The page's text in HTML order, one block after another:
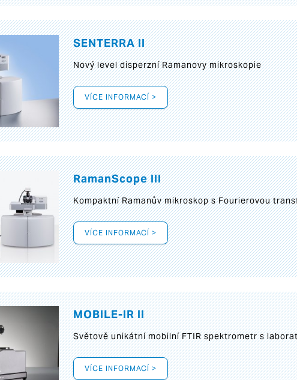
SENTERRA II
Nový level disperzní Ramanovy mikroskopie
VÍCE INFORMACÍ >
RamanScope III
Kompaktní Ramanův mikroskop s Fourierovou
VÍCE INFORMACÍ >
MOBILE-IR II
Světově unikátní mobilní FTIR spektrometr s
VÍCE INFORMACÍ >